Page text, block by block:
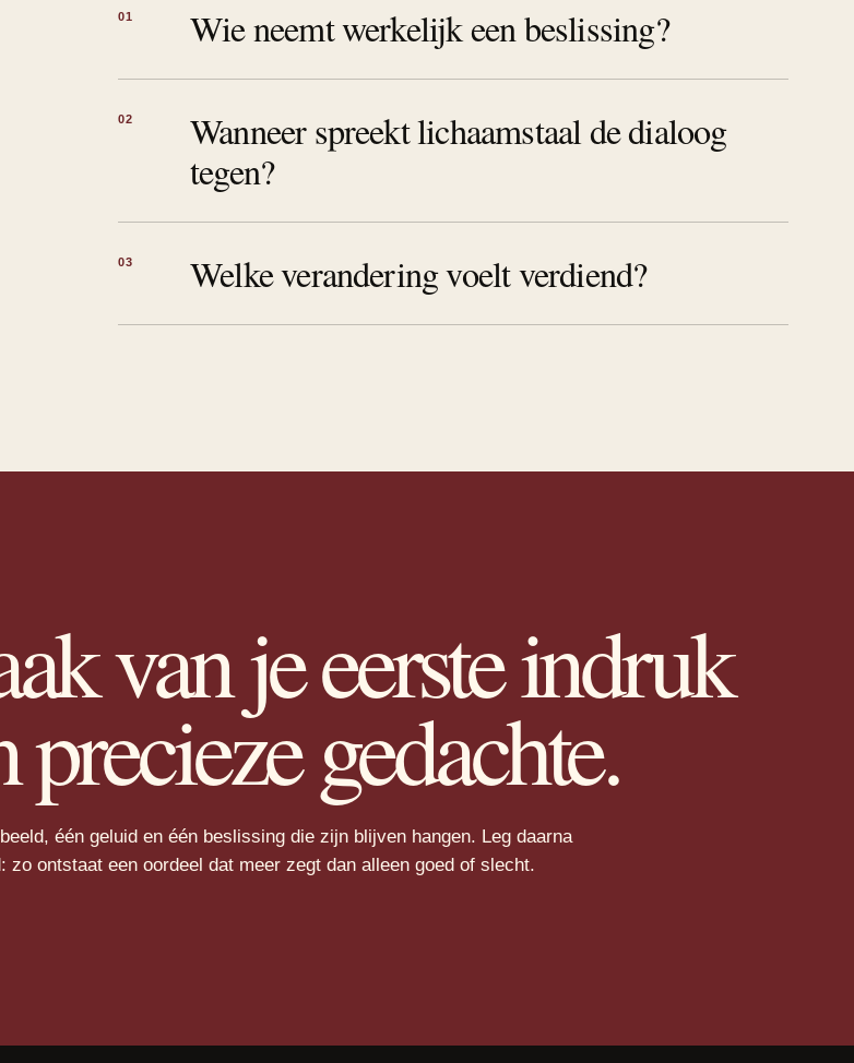
01 Wie neemt werkelijk een beslissing?
02
Wanneer spreekt lichaamstaal de dialoog
tegen?
03 Welke verandering voelt verdiend?
van je eerste indruk
precieze gedachte.
één geluid en één beslissing die zijn blijven hangen. Leg daarna
zo ontstaat een oordeel dat meer zegt dan alleen goed of slecht.